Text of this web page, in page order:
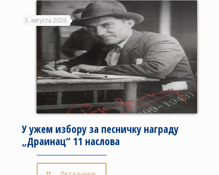
3. августа 2026.
У ужем избору за песничку награду
„Драинац“ 11 наслова